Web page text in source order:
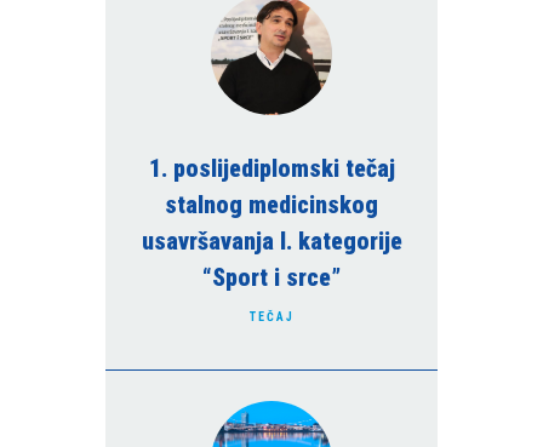
Bol u dentalnoj medicini
Upotreba lasera u dentalnoj
medicini
Loko-regionalna anestezija i
analgezija
Engleski jezik 6
1. poslijediplomski tečaj
stalnog medicinskog
usavršavanja I. kategorije
“Sport i srce”
TEČAJ